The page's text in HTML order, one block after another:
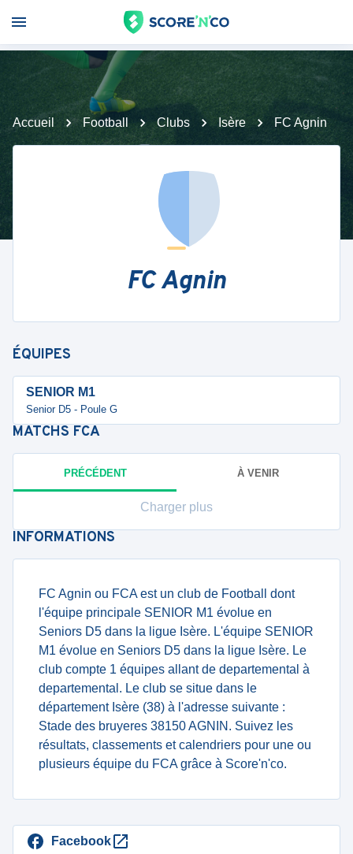
Accueil Football Clubs Isère FC Agnin
FC Agnin
ÉQUIPES
SENIOR M1
Senior D5 - Poule G
MATCHS FCA
PRÉCÉDENT À VENIR
Charger plus
INFORMATIONS
FC Agnin ou FCA est un club de Football dont
l'équipe principale SENIOR M1 évolue en
Seniors D5 dans la ligue Isère. L'équipe SENIOR
M1 évolue en Seniors D5 dans la ligue Isère. Le
club compte 1 équipes allant de departemental à
departemental. Le club se situe dans le
département Isère (38) à l'adresse suivante :
Stade des bruyeres 38150 AGNIN. Suivez les
résultats, classements et calendriers pour une ou
plusieurs équipe du FCA grâce à Score'n'co.
Facebook